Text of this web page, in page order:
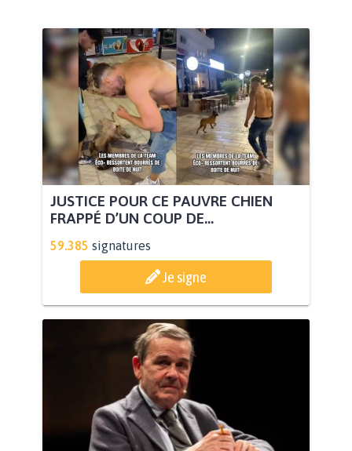
JUSTICE POUR CE PAUVRE CHIEN
FRAPPÉ D’UN COUP DE...
59.385 signatures
Je signe